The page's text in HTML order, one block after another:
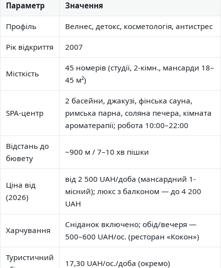
Параметр Значення
Профіль Велнес, детокс, косметологія, антистрес
Рік відкриття 2007
Місткість
45 номерів (студії, 2-кімн., мансарди 18–
45 м²)
SPA-центр
2 басейни, джакузі, фінська сауна,
римська парна, соляна печера, кімната
ароматерапії; робота 10:00–22:00
Відстань до
бювету
~900 м / 7–10 хв пішки
Ціна від
(2026)
від 2 500 UAH/доба (мансардний 1-
місний); люкс з балконом — до 4 200
UAH
Харчування
Сніданок включено; обід/вечеря —
500–600 UAH/ос. (ресторан «Кокон»)
Туристичний
17,30 UAH/ос./доба (окремо)